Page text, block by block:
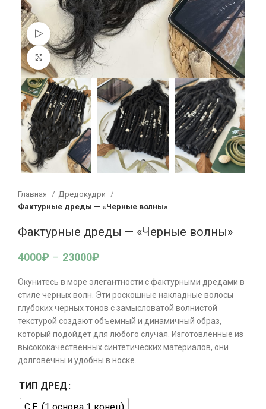
Смотреть видео
Увеличить
Главная
Дредокудри
Фактурные дреды — «Черные волны»
Фактурные дреды — «Черные волны»
4000₽ – 23000₽
Окунитесь в море элегантности с фактурными дредами в
стиле черных волн. Эти роскошные накладные волосы
глубоких черных тонов с замысловатой волнистой
текстурой создают объемный и динамичный образ,
который подойдет для любого случая. Изготовленные из
высококачественных синтетических материалов, они
долговечны и удобны в носке.
ТИП ДРЕД